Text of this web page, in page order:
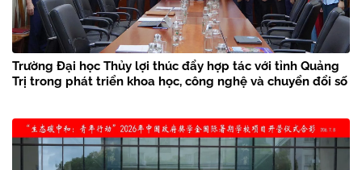
Trường Đại học Thủy lợi thúc đẩy hợp tác với tỉnh Quảng
Trị trong phát triển khoa học, công nghệ và chuyển đổi số